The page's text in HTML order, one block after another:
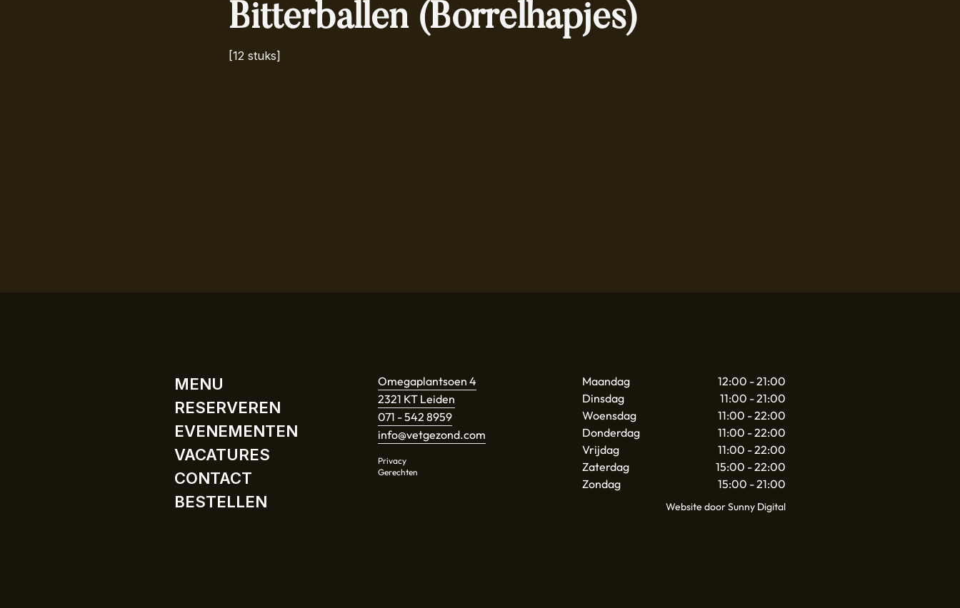
Bitterballen (Borrelhapjes)
[12 stuks]
MENU
RESERVEREN
EVENEMENTEN
VACATURES
CONTACT
BESTELLEN
Maandag
12:00 - 21:00
Dinsdag
11:00 - 21:00
Woensdag
11:00 - 22:00
Donderdag
11:00 - 22:00
Vrijdag
11:00 - 22:00
Zaterdag
15:00 - 22:00
Zondag
15:00 - 21:00
Website door Sunny Digital
Omegaplantsoen 4
2321 KT Leiden
071 - 542 8959
info@vetgezond.com
Privacy
Gerechten